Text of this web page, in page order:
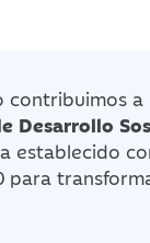
a
Desarrollo
establecido
para